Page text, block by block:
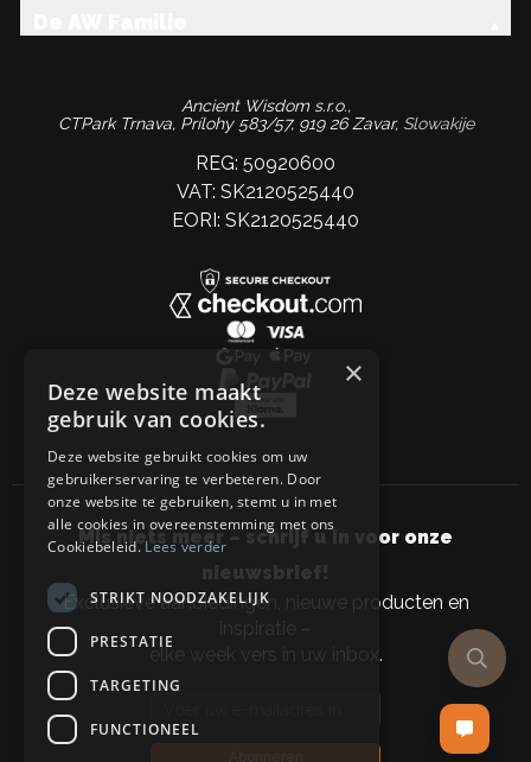
Ancient Wisdom s.r.o.,
CTPark Trnava, Prílohy 583/57, 919 26 Zavar, Slowakije
REG: 50920600
VAT: SK2120525440
EORI: SK2120525440
Mis niets meer – schrijf u in voor onze
nieuwsbrief!
Exclusieve aanbiedingen, nieuwe producten en
inspiratie –
elke week vers in uw inbox.
×
Deze website maakt
gebruik van cookies.
Deze website gebruikt cookies om uw
gebruikerservaring te verbeteren. Door
onze website te gebruiken, stemt u in met
alle cookies in overeenstemming met ons
Cookiebeleid.Lees verder
STRIKT NOODZAKELIJK
PRESTATIE
TARGETING
FUNCTIONEEL